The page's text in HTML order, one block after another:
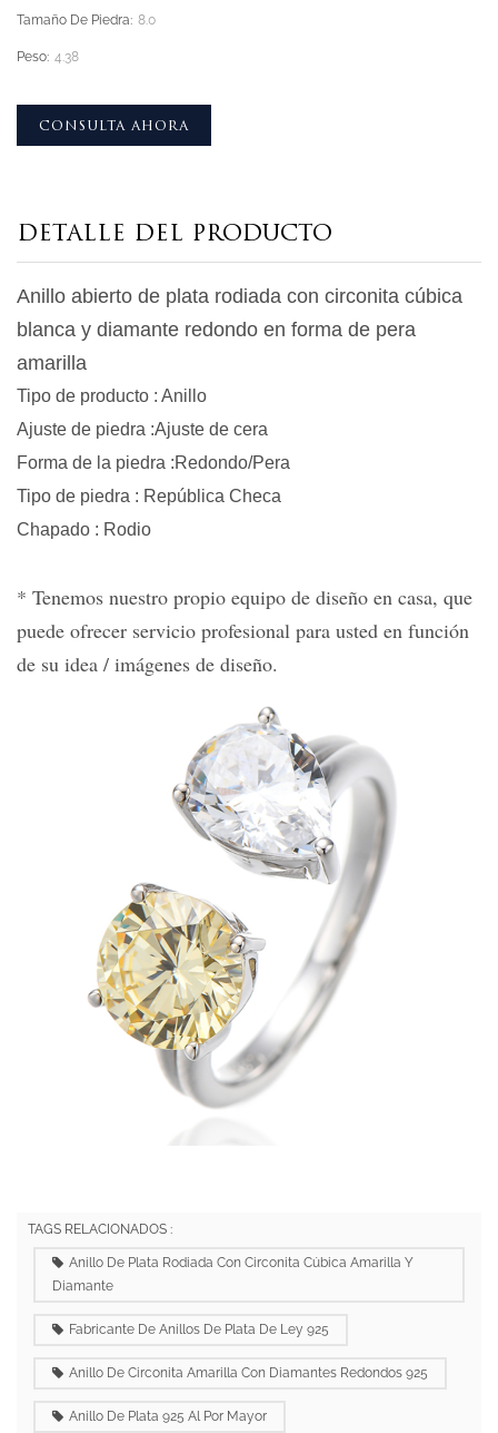
Tamaño De Piedra: 8.0
Peso: 4.38
CONSULTA AHORA
DETALLE DEL PRODUCTO
Anillo abierto de plata rodiada con circonita cúbica
blanca y diamante redondo en forma de pera
amarilla
Tipo de producto : Anillo
Ajuste de piedra :Ajuste de cera
Forma de la piedra :Redondo/Pera
Tipo de piedra : República Checa
Chapado : Rodio
* Tenemos nuestro propio equipo de diseño en casa, que
puede ofrecer servicio profesional para usted en función
de su idea / imágenes de diseño.
TAGS RELACIONADOS :
Anillo De Plata Rodiada Con Circonita Cúbica Amarilla Y
Diamante
Fabricante De Anillos De Plata De Ley 925
Anillo De Circonita Amarilla Con Diamantes Redondos 925
Anillo De Plata 925 Al Por Mayor